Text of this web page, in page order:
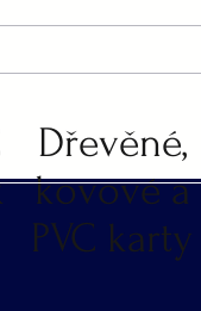
Dřevěné,
kovové a
PVC karty